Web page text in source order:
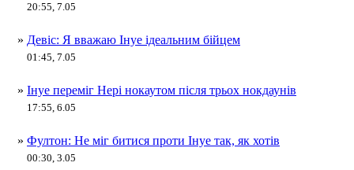
20:55, 7.05
» Девіс: Я вважаю Інуе ідеальним бійцем
01:45, 7.05
» Інуе переміг Нері нокаутом після трьох нокдаунів
17:55, 6.05
» Фултон: Не міг битися проти Інуе так, як хотів
00:30, 3.05